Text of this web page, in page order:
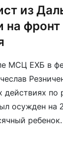
из
на
МСЦ ЕХБ в
действиях
осужден
ребенок.